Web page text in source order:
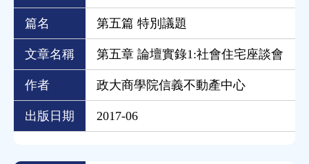
篇名 第五篇 特別議題
文章名稱 第五章 論壇實錄1:社會住宅座談會
作者 政大商學院信義不動產中心
出版日期 2017-06